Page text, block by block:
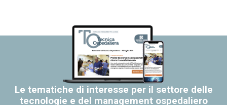
Le tematiche di interesse per il settore delle
tecnologie e del management ospedaliero